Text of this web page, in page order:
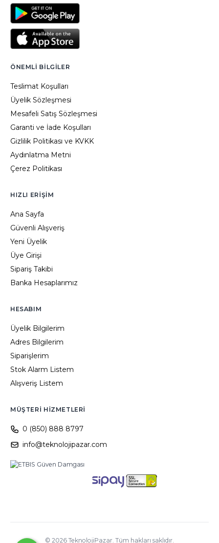
ÖNEMLI BILGILER
Teslimat Koşulları
Üyelik Sözleşmesi
Mesafeli Satış Sözleşmesi
Garanti ve İade Koşulları
Gizlilik Politikası ve KVKK
Aydınlatma Metni
Çerez Politikası
HIZLI ERIŞIM
Ana Sayfa
Güvenli Alışveriş
Yeni Üyelik
Üye Girişi
Sipariş Takibi
Banka Hesaplarımız
HESABIM
Üyelik Bilgilerim
Adres Bilgilerim
Siparişlerim
Stok Alarm Listem
Alışveriş Listem
MÜŞTERI HIZMETLERI
0 (850) 888 8797
info@teknolojipazar.com
© 2026 TeknolojiPazar. Tüm hakları saklıdır.